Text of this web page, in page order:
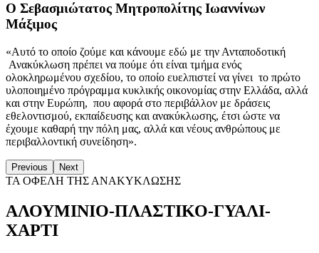
Ο Σεβασμιώτατος Μητροπολίτης Ιωαννίνων
Μάξιμος
«Αυτό το οποίο ζούμε και κάνουμε εδώ με την Ανταποδοτική
Ανακύκλωση πρέπει να πούμε ότι είναι τμήμα ενός
ολοκληρωμένου σχεδίου, το οποίο ευελπιστεί να γίνει το πρώτο
υλοποιημένο πρόγραμμα κυκλικής οικονομίας στην Ελλάδα, αλλά
και στην Ευρώπη, που αφορά στο περιβάλλον με δράσεις
εθελοντισμού, εκπαίδευσης και ανακύκλωσης, έτσι ώστε να
έχουμε καθαρή την πόλη μας, αλλά και νέους ανθρώπους με
περιβαλλοντική συνείδηση».
Previous Next
ΤΑ ΟΦΕΛΗ ΤΗΣ ΑΝΑΚΥΚΛΩΣΗΣ
ΑΛΟΥΜΙΝΙΟ-ΠΛΑΣΤΙΚΟ-ΓΥΑΛΙ-
ΧΑΡΤΙ